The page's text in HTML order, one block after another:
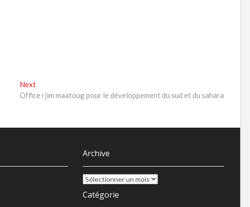
NextNext
post:
Office rjim maatoug pour le développement du sud et du sahara
Archive
Archive
Catégorie